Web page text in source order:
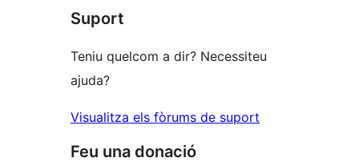
estrelles
Suport
Teniu quelcom a dir? Necessiteu
ajuda?
Visualitza els fòrums de suport
Feu una donació